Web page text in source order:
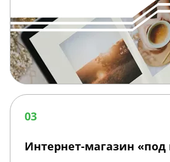
Интернет-
магазин
«под03
Интернет-магазин